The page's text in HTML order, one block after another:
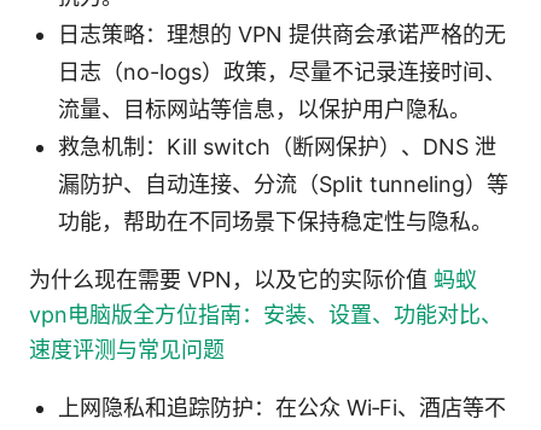
日志策略：理想的 VPN 提供商会承诺严格的无
日志（no-logs）政策，尽量不记录连接时间、
流量、目标网站等信息，以保护用户隐私。
救急机制：Kill switch（断网保护）、DNS 泄
漏防护、自动连接、分流（Split tunneling）等
功能，帮助在不同场景下保持稳定性与隐私。
为什么现在需要 VPN，以及它的实际价值 蚂蚁
vpn电脑版全方位指南：安装、设置、功能对比、
速度评测与常见问题
上网隐私和追踪防护：在公众 Wi‑Fi、酒店等不